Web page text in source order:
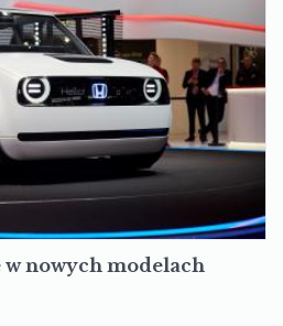
nowych modelach